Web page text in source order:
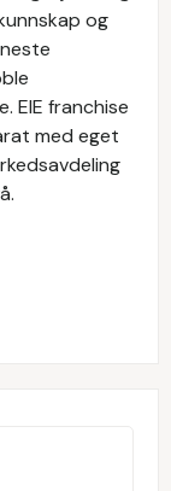
og
EIE franchise
med eget